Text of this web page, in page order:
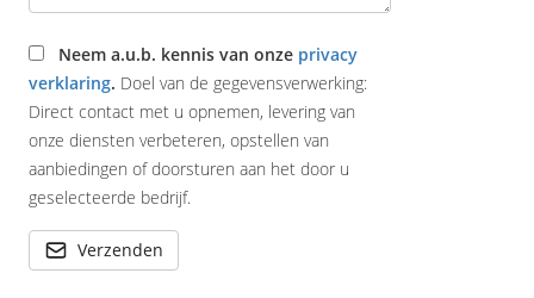
Neem a.u.b. kennis van onze privacy
verklaring. Doel van de gegevensverwerking:
Direct contact met u opnemen, levering van
onze diensten verbeteren, opstellen van
aanbiedingen of doorsturen aan het door u
geselecteerde bedrijf.
Verzenden